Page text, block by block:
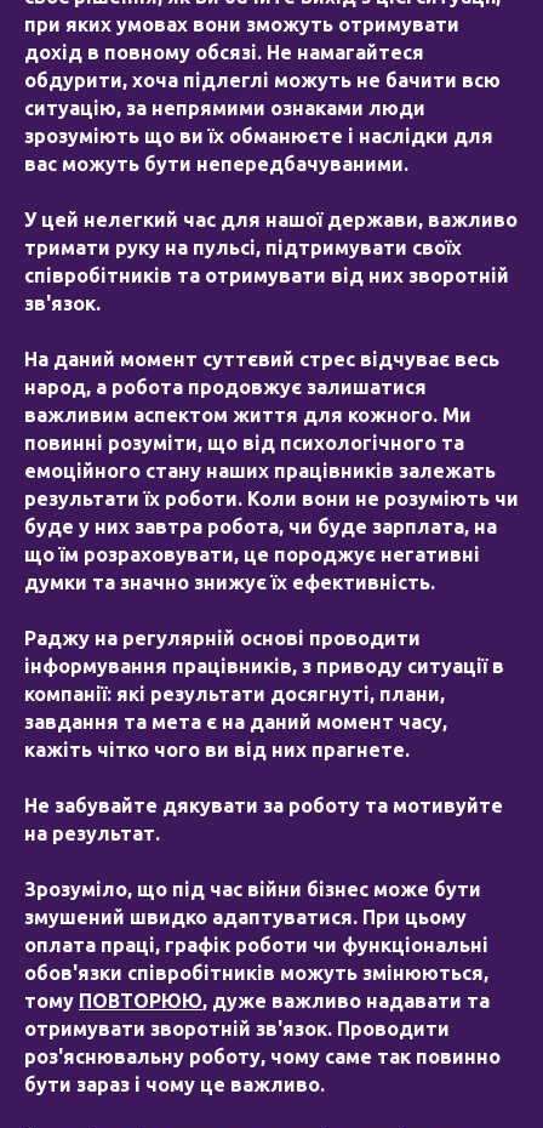
при яких умовах вони зможуть отримувати
дохід в повному обсязі. Не намагайтеся
обдурити, хоча підлеглі можуть не бачити всю
ситуацію, за непрямими ознаками люди
зрозуміють що ви їх обманюєте і наслідки для
вас можуть бути непередбачуваними.
У цей нелегкий час для нашої держави, важливо
тримати руку на пульсі, підтримувати своїх
співробітників та отримувати від них зворотній
зв'язок.
На даний момент суттєвий стрес відчуває весь
народ, а робота продовжує залишатися
важливим аспектом життя для кожного. Ми
повинні розуміти, що від психологічного та
емоційного стану наших працівників залежать
результати їх роботи. Коли вони не розуміють чи
буде у них завтра робота, чи буде зарплата, на
що їм розраховувати, це породжує негативні
думки та значно знижує їх ефективність.
Раджу на регулярній основі проводити
інформування працівників, з приводу ситуації в
компанії: які результати досягнуті, плани,
завдання та мета є на даний момент часу,
кажіть чітко чого ви від них прагнете.
Не забувайте дякувати за роботу та мотивуйте
на результат.
Зрозуміло, що під час війни бізнес може бути
змушений швидко адаптуватися. При цьому
оплата праці, графік роботи чи функціональні
обов'язки співробітників можуть змінюються,
тому ПОВТОРЮЮ, дуже важливо надавати та
отримувати зворотній зв'язок. Проводити
роз'яснювальну роботу, чому саме так повинно
бути зараз і чому це важливо.